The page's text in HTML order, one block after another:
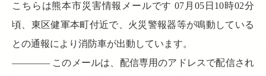
こちらは熊本市災害情報メールです 07月05日10時02分
頃、東区健軍本町付近で、火災警報器等が鳴動している
との通報により消防車が出動しています。
———— このメールは、配信専用のアドレスで配信され